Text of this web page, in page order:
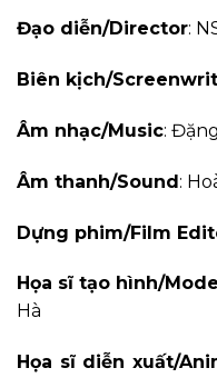
Đạo diễn/Director:
Biên kịch/
Âm nhạc/Music:
Âm thanh/Sound:
Dựng phim/Film
Họa sĩ tạo hình/
Hà
Họa sĩ diễn xuất/